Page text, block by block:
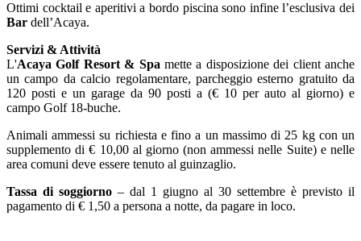
Ottimi cocktail e aperitivi a bordo piscina sono infine l’esclusiva dei
Bar dell’Acaya.
Servizi & Attività
L'Acaya Golf Resort & Spa mette a disposizione dei client anche
un campo da calcio regolamentare, parcheggio esterno gratuito da
120 posti e un garage da 90 posti a (€ 10 per auto al giorno) e
campo Golf 18-buche.
Animali ammessi su richiesta e fino a un massimo di 25 kg con un
supplemento di € 10,00 al giorno (non ammessi nelle Suite) e nelle
area comuni deve essere tenuto al guinzaglio.
Tassa di soggiorno – dal 1 giugno al 30 settembre è previsto il
pagamento di € 1,50 a persona a notte, da pagare in loco.